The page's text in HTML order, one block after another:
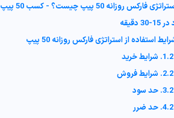
1. استراتژی فارکس روزانه 50 پیپ چیست؟ - کسب 50 پیپ
دقیقه
1.2. شرایط خرید
2.2. شرایط فروش
3.2. حد سود
4.2. حد ضرر